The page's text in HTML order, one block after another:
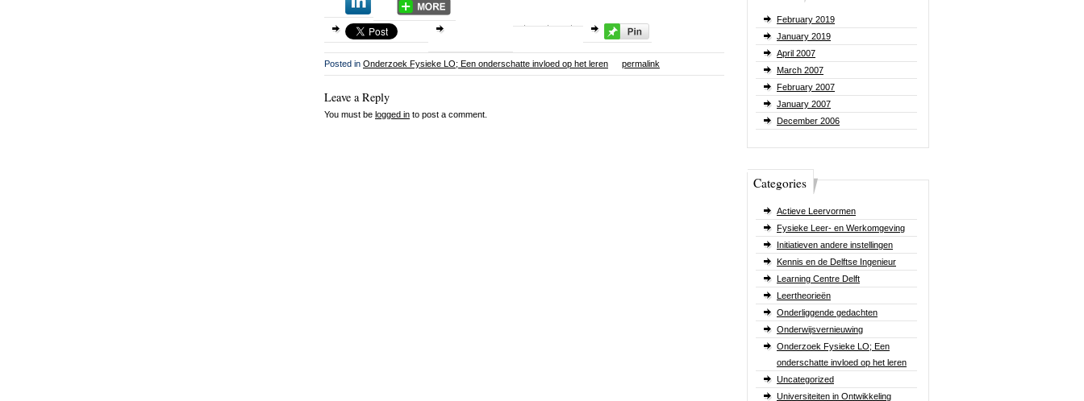
February 2019
January 2019
April 2007
March 2007
February 2007
January 2007
December 2006
Categories
Actieve Leervormen
Fysieke Leer- en Werkomgeving
Initiatieven andere instellingen
Kennis en de Delftse Ingenieur
Learning Centre Delft
Leertheorieën
Onderliggende gedachten
Onderwijsvernieuwing
Onderzoek Fysieke LO; Een
onderschatte invloed op het leren
Uncategorized
Universiteiten in Ontwikkeling
Posted in Onderzoek Fysieke LO; Een onderschatte invloed op het leren permalink
Leave a Reply
You must be logged in to post a comment.